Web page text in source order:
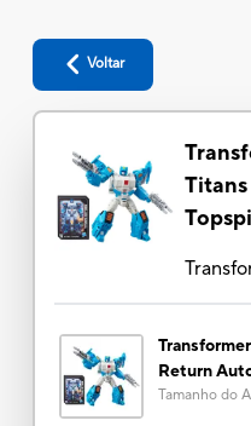
Voltar
Return
Tamanho do